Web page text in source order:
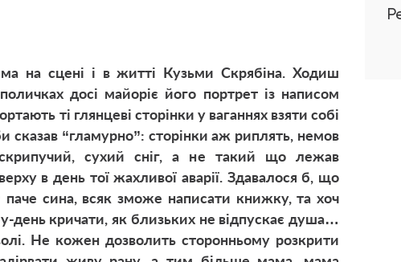
на сцені і в житті Кузьми Скрябіна. Ходиш
досі майоріє його портрет із написом
ті глянцеві сторінки у ваганнях взяти собі
сказав “гламурно”: сторінки аж риплять, немов
сухий сніг, а не такий що лежав
в день тої жахливої аварії. Здавалося б, що
сина, всяк зможе написати книжку, та хоч
день кричати, як близьких не відпускає душа…
Не кожен дозволить сторонньому розкрити